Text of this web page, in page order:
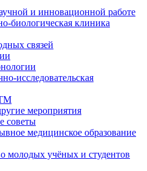
и инновационной работе
биологическая клиника
связей
исследовательская
мероприятия
советы
медицинское образование
молодых учёных и студентов